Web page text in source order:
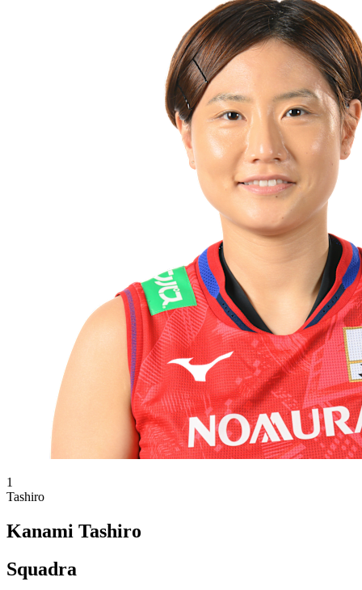
1
Tashiro
Kanami Tashiro
Squadra